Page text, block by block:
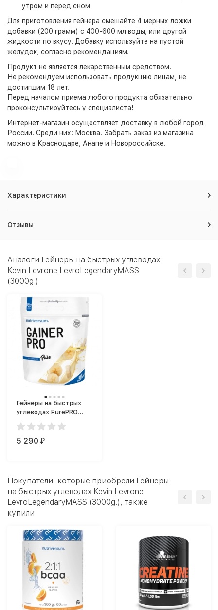
утром и перед сном.
Для приготовления гейнера смешайте 4 мерных ложки
добавки (200 грамм) с 400-600 мл воды, или другой
жидкости по вкусу. Добавку используйте на пустой
желудок, согласно рекомендациям.
Продукт не является лекарственным средством.
Не рекомендуем использовать продукцию лицам, не
достигшим 18 лет.
Перед началом приема любого продукта обязательно
проконсультируйтесь у специалиста!
Интернет-магазин осуществляет доставку в любой город
России. Среди них: Москва. Забрать заказ из магазина
можно в Краснодаре, Анапе и Новороссийске.
Характеристики
Отзывы
Аналоги Гейнеры на быстрых углеводах
Kevin Levrone LevroLegendaryMASS
(3000g.)
Гейнеры на быстрых
углеводах PurePRO
(Nutriversum) Pure
Gainer Pro 2500 г.
(2500g.)
5 290 ₽
Покупатели, которые приобрели Гейнеры
на быстрых углеводах Kevin Levrone
LevroLegendaryMASS (3000g.), также
купили